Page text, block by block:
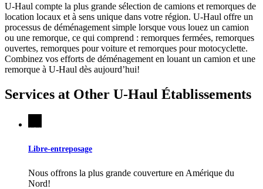
U-Haul compte la plus grande sélection de camions et remorques de
location locaux et à sens unique dans votre région. U-Haul offre un
processus de déménagement simple lorsque vous louez un camion
ou une remorque, ce qui comprend : remorques fermées, remorques
ouvertes, remorques pour voiture et remorques pour motocyclette.
Combinez vos efforts de déménagement en louant un camion et une
remorque à U-Haul dès aujourd’hui!
Services at Other U-Haul Établissements
Libre-entreposage
Nous offrons la plus grande couverture en Amérique du
Nord!